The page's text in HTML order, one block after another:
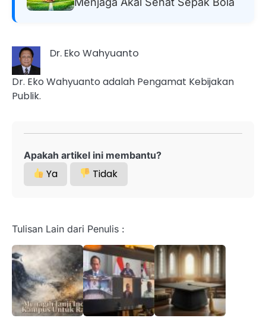
Dr. Eko Wahyuanto
Dr. Eko Wahyuanto adalah Pengamat Kebijakan
Publik.
Apakah artikel ini membantu?
Ya Tidak
Tulisan Lain dari Penulis :